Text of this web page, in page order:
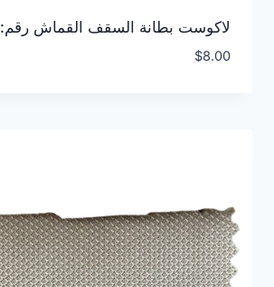
لاكوست بطانة السقف القماش رقم: 177
$8.00